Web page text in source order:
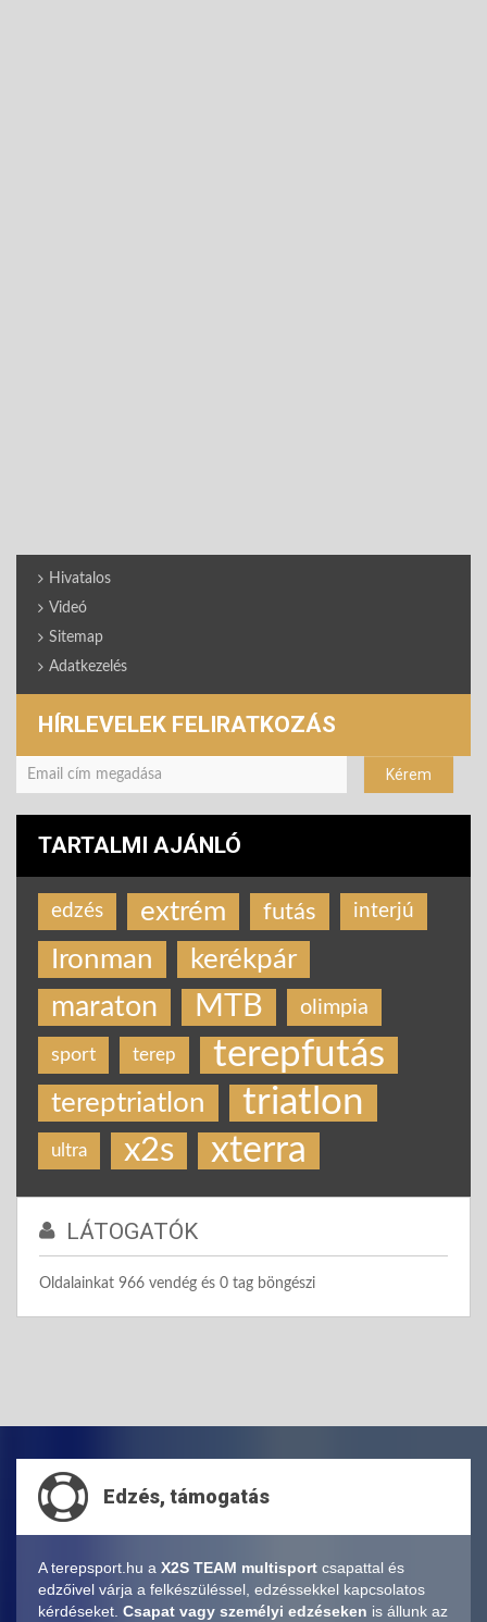
Hivatalos
Videó
Sitemap
Adatkezelés
HÍRLEVELEK FELIRATKOZÁS
TARTALMI AJÁNLÓ
edzés extrém futás interjú
Ironman kerékpár
maraton MTB olimpia
sport terep terepfutás
tereptriatlon triatlon
ultra x2s xterra
LÁTOGATÓK
Oldalainkat 966 vendég és 0 tag böngészi
Edzés, támogatás
A terepsport.hu a X2S TEAM multisport csapattal és
edzőivel várja a felkészüléssel, edzéssekkel kapcsolatos
kérdéseket. Csapat vagy személyi edzéseken is állunk az